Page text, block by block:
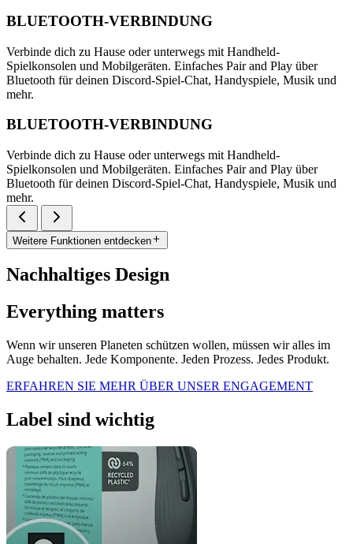
BLUETOOTH-VERBINDUNG
Verbinde dich zu Hause oder unterwegs mit Handheld-
Spielkonsolen und Mobilgeräten. Einfaches Pair and Play über
Bluetooth für deinen Discord-Spiel-Chat, Handyspiele, Musik und
mehr.
BLUETOOTH-VERBINDUNG
Verbinde dich zu Hause oder unterwegs mit Handheld-
Spielkonsolen und Mobilgeräten. Einfaches Pair and Play über
Bluetooth für deinen Discord-Spiel-Chat, Handyspiele, Musik und
mehr.
Weitere Funktionen entdecken
Nachhaltiges Design
Everything matters
Wenn wir unseren Planeten schützen wollen, müssen wir alles im
Auge behalten. Jede Komponente. Jeden Prozess. Jedes Produkt.
ERFAHREN SIE MEHR ÜBER UNSER ENGAGEMENT
Label sind wichtig